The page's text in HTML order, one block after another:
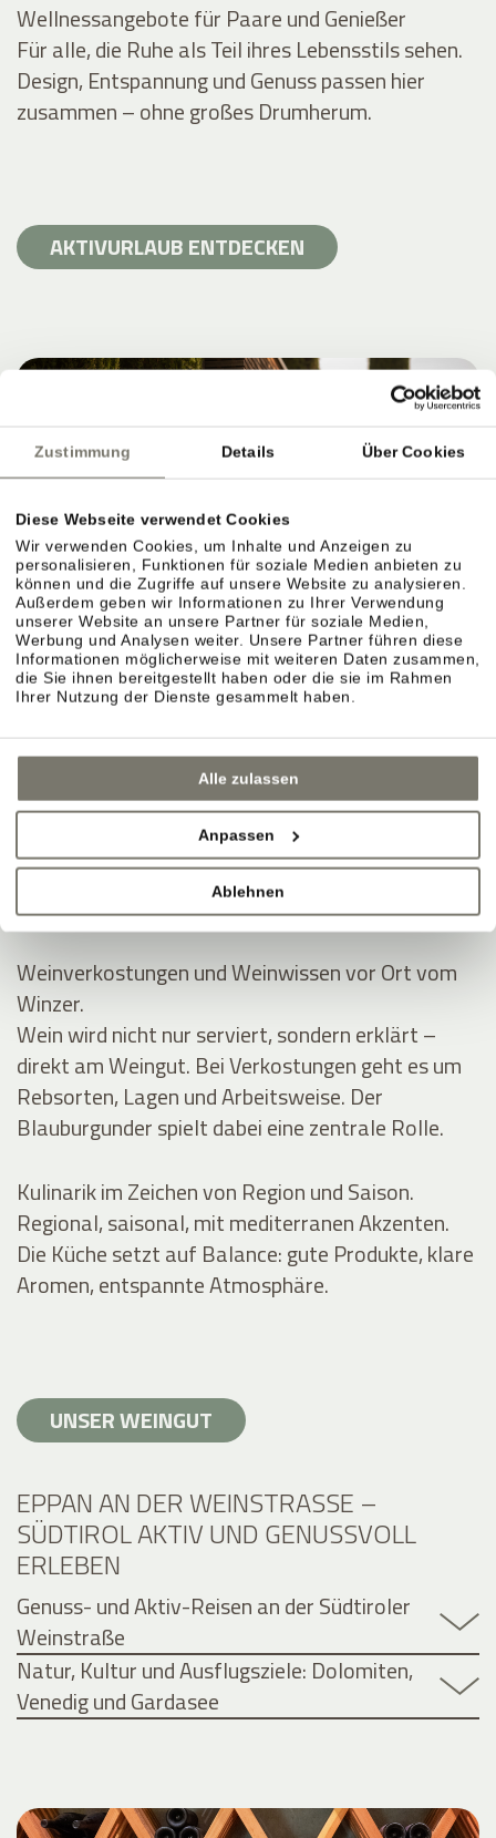
Zustimmung Details Über Cookies
Diese Webseite verwendet Cookies
Wir verwenden Cookies, um Inhalte und Anzeigen zu
personalisieren, Funktionen für soziale Medien anbieten zu
können und die Zugriffe auf unsere Website zu analysieren.
Außerdem geben wir Informationen zu Ihrer Verwendung
unserer Website an unsere Partner für soziale Medien,
Werbung und Analysen weiter. Unsere Partner führen diese
Informationen möglicherweise mit weiteren Daten zusammen,
die Sie ihnen bereitgestellt haben oder die sie im Rahmen
Ihrer Nutzung der Dienste gesammelt haben.
Alle zulassen
Anpassen
Ablehnen
Wellnessangebote für Paare und Genießer
Für alle, die Ruhe als Teil ihres Lebensstils sehen.
Design, Entspannung und Genuss passen hier
zusammen – ohne großes Drumherum.
AKTIVURLAUB ENTDECKEN
WEINGUT STROBLHOF: WEIN ERLEBEN,
VERSTEHEN UND GENIESSEN
Eigenes Weingut in Eppan: Reben, Lagen und
Das Weingut ist der Ursprung des Stroblhofs.
Rund um Eppan wachsen die Reben an der
Südtiroler Weinstraße. Im Keller entstehen Weine
mit klarer Linie und Handschrift.
Weinverkostungen und Weinwissen vor Ort vom
Winzer.
Wein wird nicht nur serviert, sondern erklärt –
direkt am Weingut. Bei Verkostungen geht es um
Rebsorten, Lagen und Arbeitsweise. Der
Blauburgunder spielt dabei eine zentrale Rolle.
Kulinarik im Zeichen von Region und Saison.
Regional, saisonal, mit mediterranen Akzenten.
Die Küche setzt auf Balance: gute Produkte, klare
Aromen, entspannte Atmosphäre.
UNSER WEINGUT
EPPAN AN DER WEINSTRASSE – S
ÜDTIROL AKTIV UND GENUSSVOLL E
RLEBEN
Genuss- und Aktiv-Reisen an der Südtiroler
Weinstraße
Natur, Kultur und Ausflugsziele: Dolomiten,
Venedig und Gardasee